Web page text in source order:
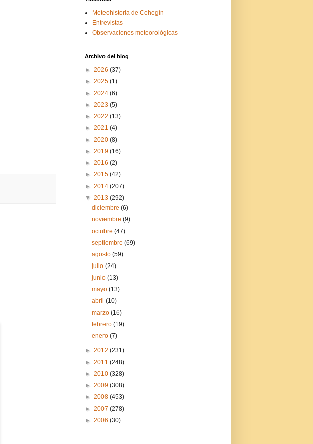
Meteohistoria de Cehegín
Entrevistas
Observaciones meteorológicas
Archivo del blog
► 2026 (37)
► 2025 (1)
► 2024 (6)
► 2023 (5)
► 2022 (13)
► 2021 (4)
► 2020 (8)
► 2019 (16)
► 2016 (2)
► 2015 (42)
► 2014 (207)
▼ 2013 (292)
diciembre(6)
noviembre(9)
octubre(47)
septiembre(69)
agosto(59)
julio(24)
junio(13)
mayo(13)
abril(10)
marzo(16)
febrero(19)
enero(7)
► 2012 (231)
► 2011 (248)
► 2010 (328)
► 2009 (308)
► 2008 (453)
► 2007 (278)
► 2006 (30)